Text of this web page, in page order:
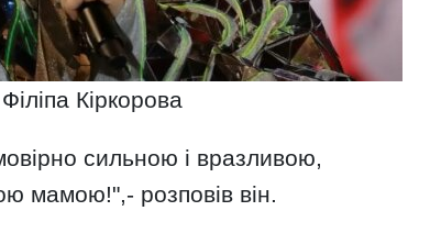
Кіркорова
сильною і вразливою,
мамою!",- розповів він.